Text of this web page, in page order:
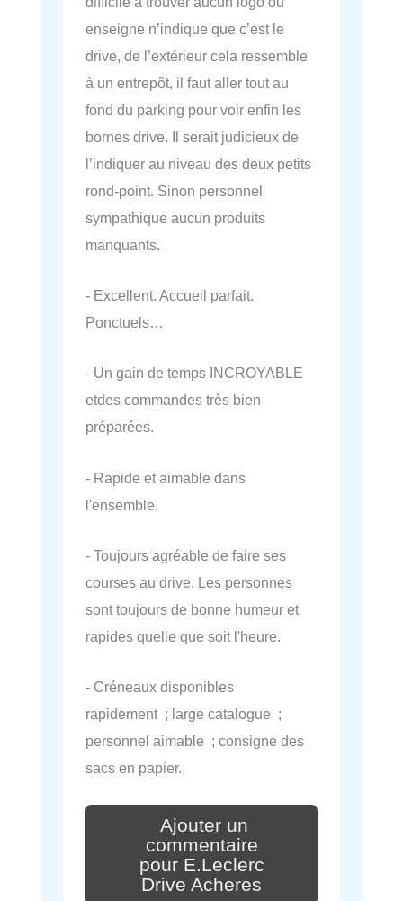
enseigne n’indique que c’est le
drive, de l’extérieur cela ressemble
à un entrepôt, il faut aller tout au
fond du parking pour voir enfin les
bornes drive. Il serait judicieux de
l’indiquer au niveau des deux petits
rond-point. Sinon personnel
sympathique aucun produits
manquants.
- Excellent. Accueil parfait.
Ponctuels…
- Un gain de temps INCROYABLE
etdes commandes très bien
préparées.
- Rapide et aimable dans
l'ensemble.
- Toujours agréable de faire ses
courses au drive. Les personnes
sont toujours de bonne humeur et
rapides quelle que soit l'heure.
- Créneaux disponibles
rapidement ; large catalogue ;
personnel aimable ; consigne des
sacs en papier.
Ajouter un
commentaire
pour E.Leclerc
Drive Acheres